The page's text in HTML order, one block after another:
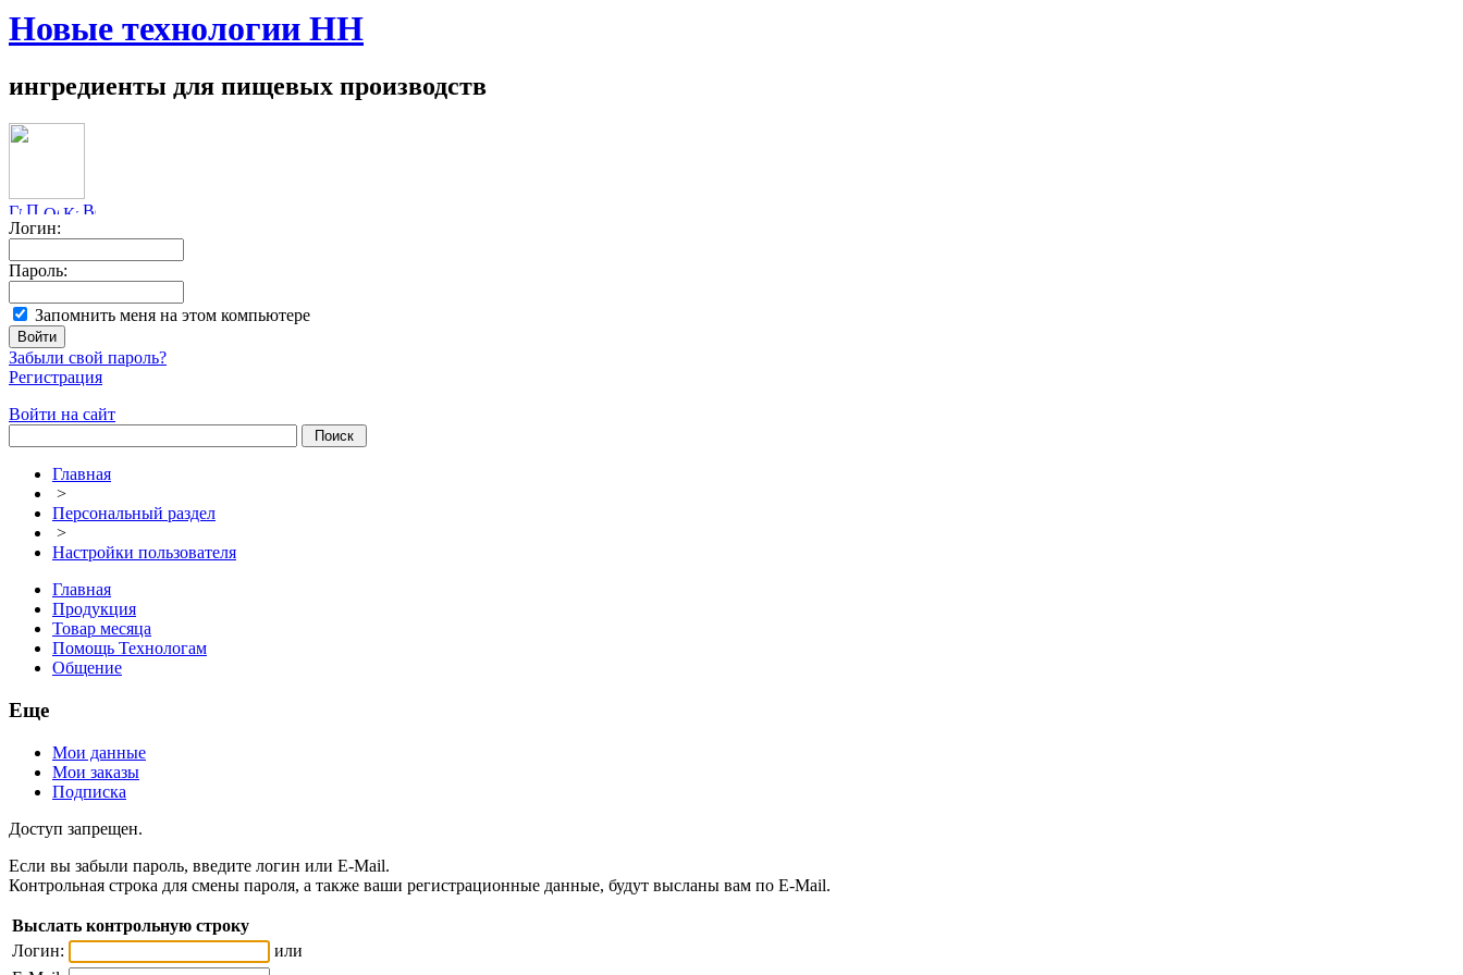
Новые технологии НН
ингредиенты для пищевых производств
Логин:
Пароль:
Запомнить меня на этом компьютере
Забыли свой пароль?
Регистрация
Войти на сайт
Главная
>
Персональный раздел
>
Настройки пользователя
Главная
Продукция
Товар месяца
Помощь Технологам
Общение
Еще
Мои данные
Мои заказы
Подписка
Доступ запрещен.
Если вы забыли пароль, введите логин или E-Mail.
Контрольная строка для смены пароля, а также ваши регистрационные данные, будут высланы вам по E-Mail.
Выслать контрольную строку
Логин:
или